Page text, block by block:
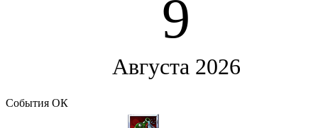
9
Августа 2026
События ОК